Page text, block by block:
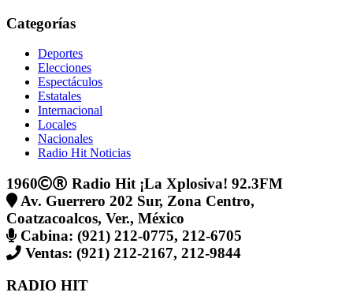
Categorías
Deportes
Elecciones
Espectáculos
Estatales
Internacional
Locales
Nacionales
Radio Hit Noticias
1960
Radio Hit ¡La Xplosiva! 92.3FM
Av. Guerrero 202 Sur, Zona Centro,
Coatzacoalcos, Ver., México
Cabina: (921) 212-0775, 212-6705
Ventas: (921) 212-2167, 212-9844
RADIO HIT